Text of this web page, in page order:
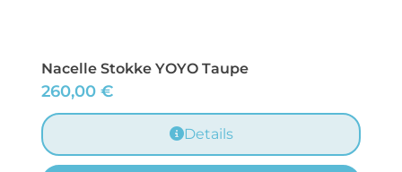
Nacelle Stokke YOYO Taupe
260,00 €
Details